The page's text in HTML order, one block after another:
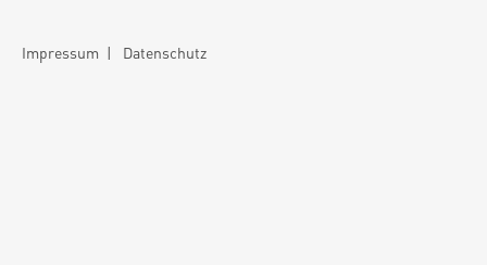
Impressum | Datenschutz